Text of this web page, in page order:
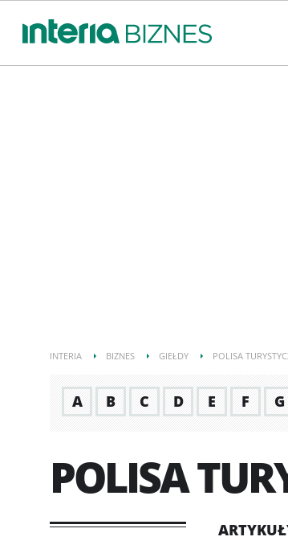
INTERIA BIZNES GIEŁDY POLISA
A B C D E F G
POLISA